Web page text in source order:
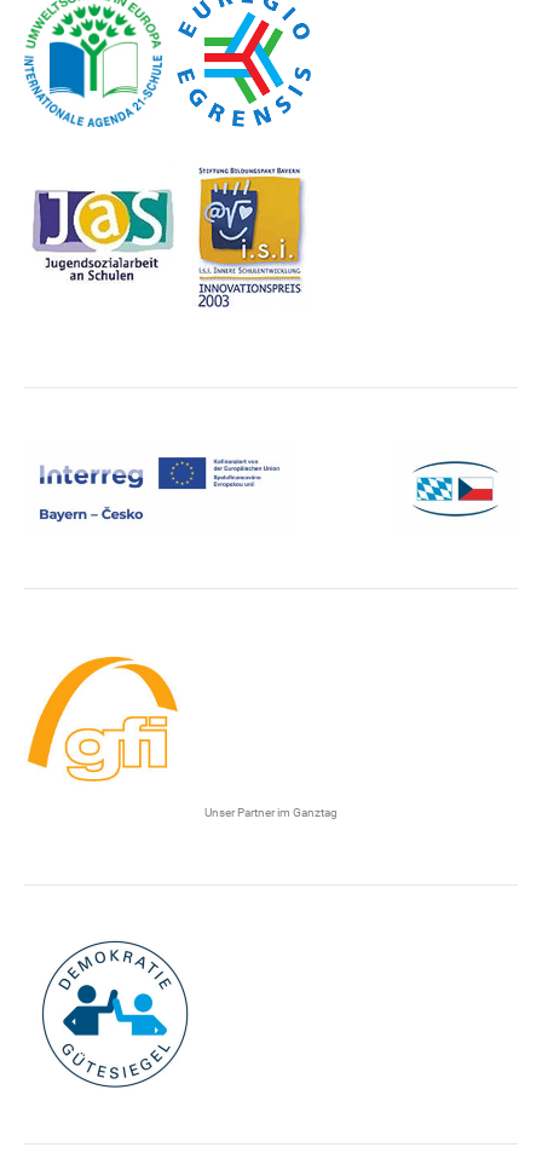
Unser Partner im Ganztag